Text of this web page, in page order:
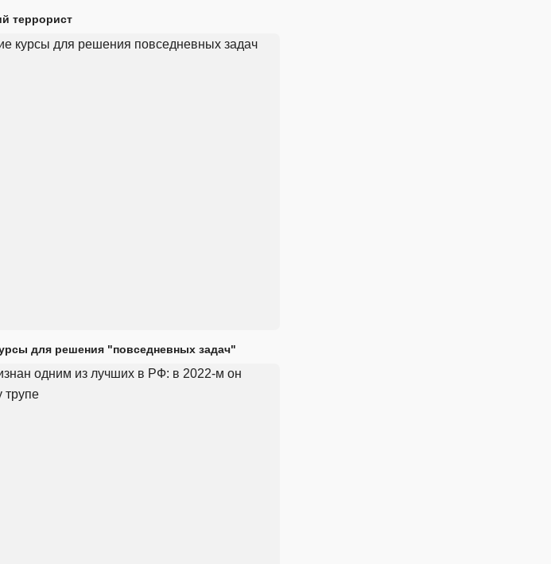
террорист
для решения "повседневных задач"